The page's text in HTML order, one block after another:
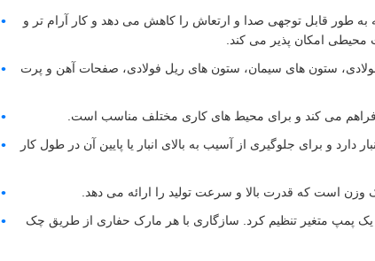
طور قابل توجهی صدا و ارتعاش را کاهش می دهد و کار آرام تر و
محیطی امکان پذیر می کند.
ستون های سیمان، ستون های ریل فولادی، صفحات آهن و پرت
فراهم می کند و برای محیط های کاری مختلف مناسب است.
و برای جلوگیری از آسیب به بالای انبار یا پایین آن در طول کار
وزن است که قدرت بالا و سرعت تولید را ارائه می دهد.
پمپ متغیر تنظیم کرد. سازگاری با هر مارک حفاری از طریق چک